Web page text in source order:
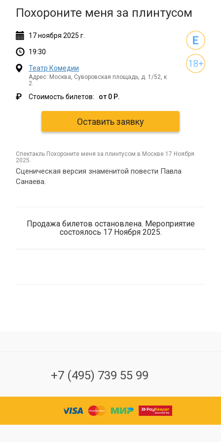
Похороните меня за плинтусом
17ноября 2025 г.
19:30
Театр Комедии
Адрес: Москва, Суворовская площадь, д. 1/52, к
2.
₽ Стоимость билетов: от 0 Р.
Оставить заявку
спектакль Похороните меня за плинтусом в Москве 17 Ноября
2025.
Сценическая версия знаменитой повести Павла
Санаева.
Продажа билетов остановлена. Мероприятие
состоялось 17 Ноября 2025.
+7 (495) 739 55 99